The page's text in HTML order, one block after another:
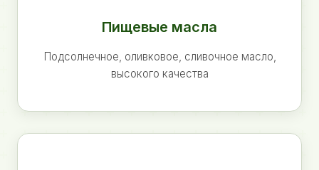
Пищевые масла
Подсолнечное, оливковое, сливочное масло,
высокого качества